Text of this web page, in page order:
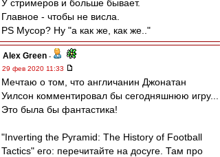
У стримеров и больше бывает.
Главное - чтобы не висла.
PS Мусор? Ну "а как же, как же.."
Alex Green -
29 фев 2020 11:33
Мечтаю о том, что англичанин Джонатан
Уилсон комментировал бы сегодняшнюю игру...
Это была бы фантастика!
"Inverting the Pyramid: The History of Football
Tactics" его: перечитайте на досуге. Там про